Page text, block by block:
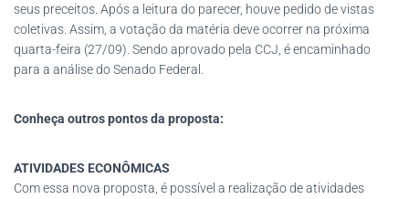
seus preceitos. Após a leitura do parecer, houve pedido de vistas
coletivas. Assim, a votação da matéria deve ocorrer na próxima
quarta-feira (27/09). Sendo aprovado pela CCJ, é encaminhado
para a análise do Senado Federal.
Conheça outros pontos da proposta:
ATIVIDADES ECONÔMICAS
Com essa nova proposta, é possível a realização de atividades